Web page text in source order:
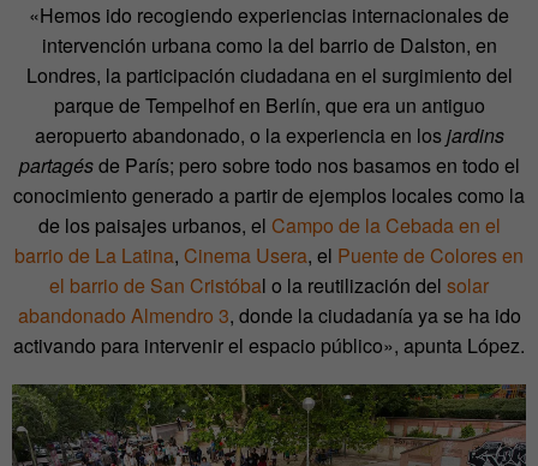
«Hemos ido recogiendo experiencias internacionales de
intervención urbana como la del barrio de Dalston, en
Londres, la participación ciudadana en el surgimiento del
parque de Tempelhof en Berlín, que era un antiguo
aeropuerto abandonado, o la experiencia en losjardins
partagésde París; pero sobre todo nos basamos en todo el
conocimiento generado a partir de ejemplos locales como la
de los paisajes urbanos, el Campo de la Cebada en el
barrio de La Latina, Cinema Usera, el Puente de Colores en
el barrio de San Cristóbal o la reutilización del solar
abandonado Almendro 3, donde la ciudadanía ya se ha ido
activando para intervenir el espacio público», apunta López.